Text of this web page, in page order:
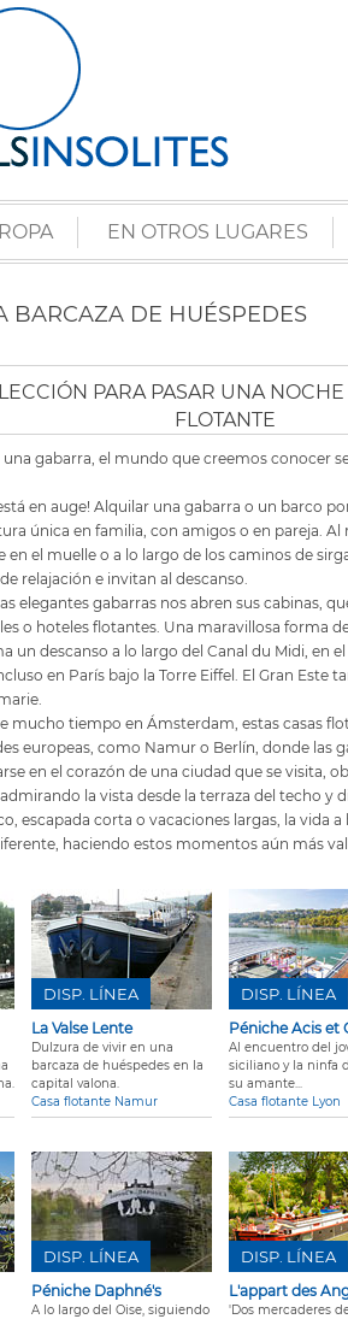
EN OTROS LUGARES
BARCAZA DE HUÉSPEDES
PARA PASAR UNA
FLOTANTE
una gabarra, el mundo que creemos conocer
en auge! Alquilar una gabarra o un barco
única en familia, con amigos o en pareja. Al
el muelle o a lo largo de los caminos de
relajación e invitan al descanso.
elegantes gabarras nos abren sus cabinas,
o hoteles flotantes. Una maravillosa forma
un descanso a lo largo del Canal du Midi, en
en París bajo la Torre Eiffel. El Gran Este
mucho tiempo en Ámsterdam, estas casas
europeas, como Namur o Berlín, donde las
en el corazón de una ciudad que se visita,
la vista desde la terraza del techo y
escapada corta o vacaciones largas, la vida
haciendo estos momentos aún más
La Valse Lente
Dulzura de vivir en una
barcaza de huéspedes en la
capital valona.
Casa flotante Namur
DISP. LÍNEA
Péniche Acis et
Al encuentro del
siciliano y la ninfa
su amante...
Casa flotante Lyon
DISP. LÍNEA
Péniche Daphné's
A lo largo del Oise, siguiendo
DISP. LÍNEA
L'appart des
'Dos mercaderes
DISP. LÍNEA